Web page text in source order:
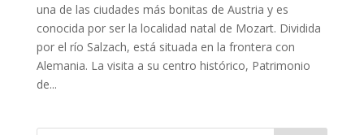
una de las ciudades más bonitas de Austria y es
conocida por ser la localidad natal de Mozart. Dividida
por el río Salzach, está situada en la frontera con
Alemania. La visita a su centro histórico, Patrimonio
de...